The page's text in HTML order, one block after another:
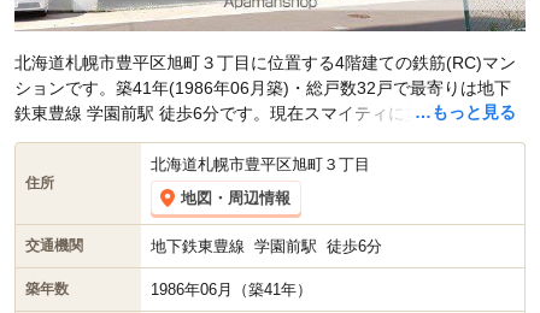
…もっと見る
北海道札幌市豊平区旭町３丁目に位置する4階建ての鉄筋(RC)マン
ションです。築41年(1986年06月築)・総戸数32戸で最寄りは地下
鉄東豊線 学園前駅 徒歩6分です。現在スマイティに
賃貸募集中の部
屋が4件(1K)掲載されています。
住所
北海道札幌市豊平区旭町３丁目
地図・周辺情報
交通機関 地下鉄東豊線 学園前駅 徒歩6分
築年数 1986年06月（築41年）